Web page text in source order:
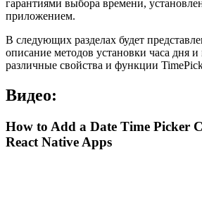
гарантиями выбора времени,
приложением.
В следующих разделах будет
описание методов установки часа дня
различные свойства и функции
Видео:
How to Add a Date Time Picker
React Native Apps